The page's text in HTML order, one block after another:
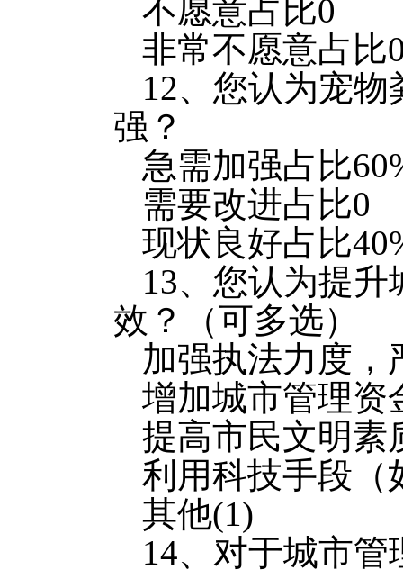
不愿意占比0
非常不愿意占比
12、您认为宠
强？
急需加强占比
需要改进占比0
现状良好占比
13、您认为提
效？（可多选）
加强执法力度，
增加城市管理资
提高市民文明素
利用科技手段（
其他(1)
14、对于城市